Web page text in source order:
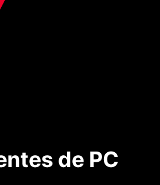
de PC
de PC